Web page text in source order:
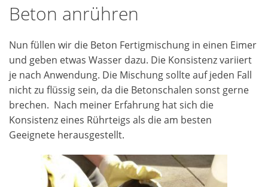
Beton anrühren
Nun füllen wir die Beton Fertigmischung in einen Eimer
und geben etwas Wasser dazu. Die Konsistenz variiert
je nach Anwendung. Die Mischung sollte auf jeden Fall
nicht zu flüssig sein, da die Betonschalen sonst gerne
brechen. Nach meiner Erfahrung hat sich die
Konsistenz eines Rührteigs als die am besten
Geeignete herausgestellt.